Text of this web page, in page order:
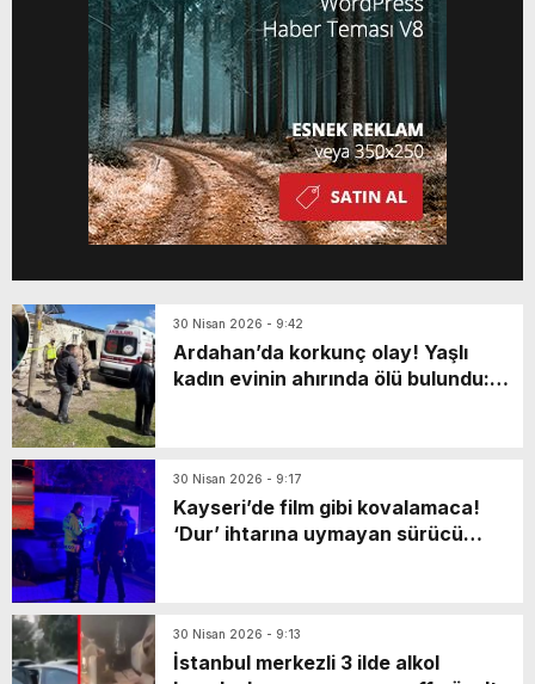
30 Nisan 2026 - 9:42
Ardahan’da korkunç olay! Yaşlı
kadın evinin ahırında ölü bulundu:
30 Nisan 2026 - 9:17
Kayseri’de film gibi kovalamaca!
‘Dur’ ihtarına uymayan sürücü
30 Nisan 2026 - 9:13
İstanbul merkezli 3 ilde alkol